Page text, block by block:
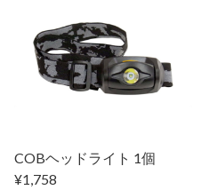
COBヘッドライト 1個
¥1,758